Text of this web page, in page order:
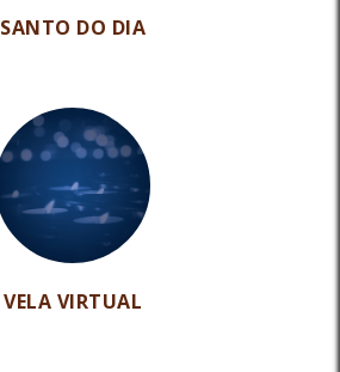
SANTO DO DIA
VELA VIRTUAL